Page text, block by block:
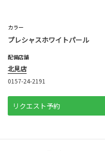
カラー
プレシャスホワイトパール
配備店舗
北見店
0157-24-2191
リクエスト予約